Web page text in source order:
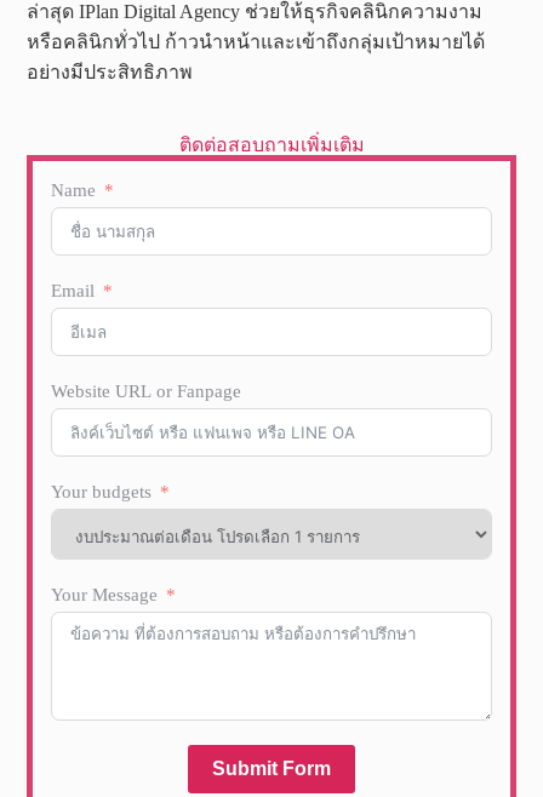
ล่าสุด IPlan Digital Agency ช่วยให้ธุรกิจคลินิกความงาม
หรือคลินิกทั่วไป ก้าวนำหน้าและเข้าถึงกลุ่มเป้าหมายได้
อย่างมีประสิทธิภาพ
ติดต่อสอบถามเพิ่มเติม
Name
Email
Website URL or Fanpage
Your budgets
Your Message
Submit Form